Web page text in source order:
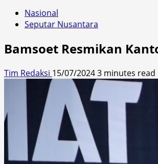
Nasional
Seputar Nusantara
Bamsoet Resmikan
Tim Redaksi 15/07/20243 minutes read